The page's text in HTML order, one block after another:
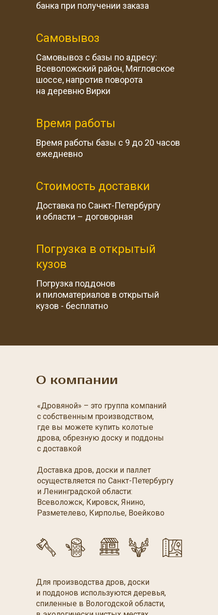
банка при получении заказа
Самовывоз
Самовывоз с базы по адресу:
Всеволожский район, Мягловское
шоссе, напротив поворота
на деревню Вирки
Время работы
Время работы базы с 9 до 20 часов
ежедневно
Стоимость доставки
Доставка по Санкт-Петербургу
и области – договорная
Погрузка в открытый
кузов
Погрузка поддонов
и пиломатериалов в открытый
кузов - бесплатно
О компании
«Дровяной» – это группа компаний
с собственным производством,
где вы можете купить колотые
дрова, обрезную доску и поддоны
с доставкой
Доставка дров, доски и паллет
осуществляется по Санкт-Петербургу
и Ленинградской области:
Всеволожск, Кировск, Янино,
Разметелево, Кирполье, Воейково
Для производства дров, доски
и поддонов используются деревья,
спиленные в Вологодской области,